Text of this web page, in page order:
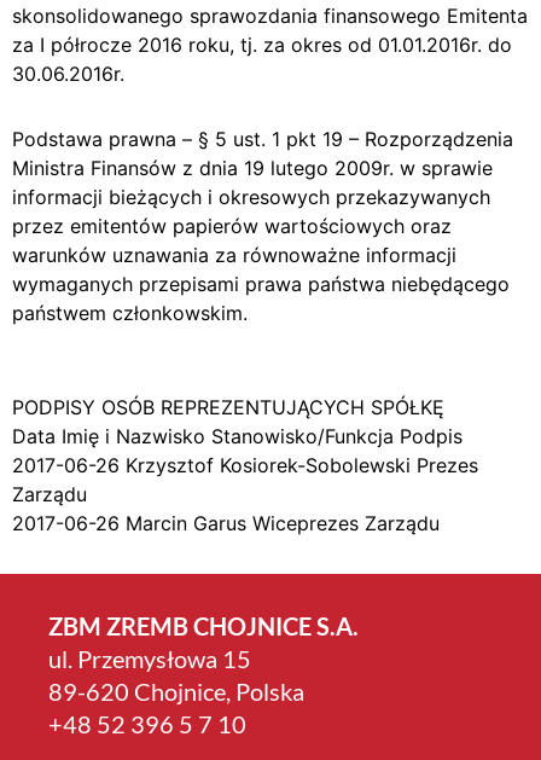
skonsolidowanego sprawozdania finansowego Emitenta
za I półrocze 2016 roku, tj. za okres od 01.01.2016r. do
30.06.2016r.
Podstawa prawna – § 5 ust. 1 pkt 19 – Rozporządzenia
Ministra Finansów z dnia 19 lutego 2009r. w sprawie
informacji bieżących i okresowych przekazywanych
przez emitentów papierów wartościowych oraz
warunków uznawania za równoważne informacji
wymaganych przepisami prawa państwa niebędącego
państwem członkowskim.
PODPISY OSÓB REPREZENTUJĄCYCH SPÓŁKĘ
Data Imię i Nazwisko Stanowisko/Funkcja Podpis
2017-06-26 Krzysztof Kosiorek-Sobolewski Prezes
Zarządu
2017-06-26 Marcin Garus Wiceprezes Zarządu
ZBM ZREMB CHOJNICE S.A.
ul. Przemysłowa 15
89-620 Chojnice, Polska
+4­8 52 396 5 7 10